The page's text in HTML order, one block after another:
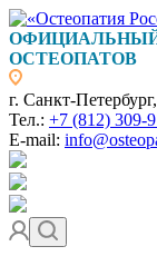
ОСТЕОПАТОВ
г. Санкт-
Тел.: +7 (812) 309-
E-mail: